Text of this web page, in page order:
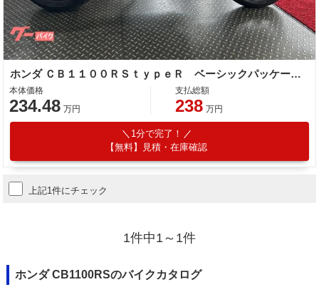
ホンダ ＣＢ１１００ＲＳｔｙｐｅＲ ベーシックパッケージ ドレミコレクション外装セット １７インチホイール スクリーン・ハンドル社外
本体価格
234.48 万円
支払総額
238 万円
1分で完了！
【無料】見積・在庫確認
上記1件にチェック
1件中1～1件
ホンダ CB1100RSのバイクカタログ